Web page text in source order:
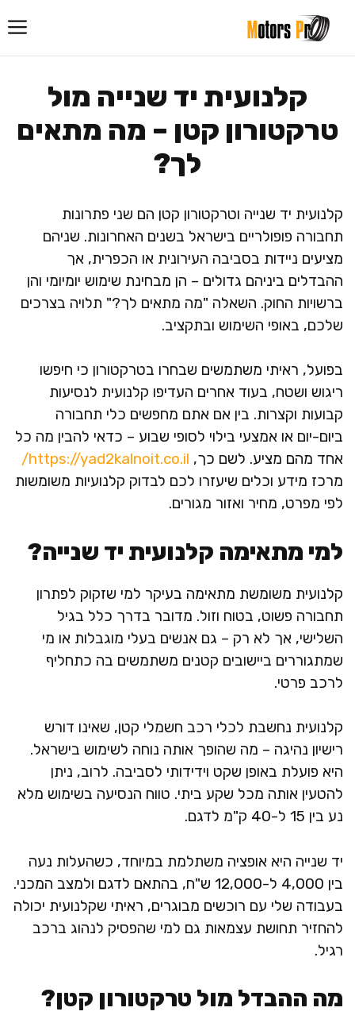
לתוכן
קלנועית יד שנייה מול
טרקטורון קטן – מה מתאים
לך?
קלנועית יד שנייה וטרקטורון קטן הם שני פתרונות
תחבורה פופולריים בישראל בשנים האחרונות. שניהם
מציעים ניידות בסביבה העירונית או הכפרית, אך
ההבדלים ביניהם גדולים – הן מבחינת שימוש יומיומי והן
ברשויות החוק. השאלה "מה מתאים לך?" תלויה בצרכים
שלכם, באופי השימוש ובתקציב.
בפועל, ראיתי משתמשים שבחרו בטרקטורון כי חיפשו
ריגוש ושטח, בעוד אחרים העדיפו קלנועית לנסיעות
קבועות וקצרות. בין אם אתם מחפשים כלי תחבורה
ביום-יום או אמצעי בילוי לסופי שבוע – כדאי להבין מה כל
אחד מהם מציע. לשם כך, https://yad2kalnoit.co.il/
מרכז מידע וכלים שיעזרו לכם לבדוק קלנועיות משומשות
לפי מפרט, מחיר ואזור מגורים.
למי מתאימה קלנועית יד שנייה?
קלנועית משומשת מתאימה בעיקר למי שזקוק לפתרון
תחבורה פשוט, בטוח וזול. מדובר בדרך כלל בגיל
השלישי, אך לא רק – גם אנשים בעלי מוגבלות או מי
שמתגוררים ביישובים קטנים משתמשים בה כתחליף
לרכב פרטי.
קלנועית נחשבת לכלי רכב חשמלי קטן, שאינו דורש
רישיון נהיגה – מה שהופך אותה נוחה לשימוש בישראל.
היא פועלת באופן שקט וידידותי לסביבה. לרוב, ניתן
להטעין אותה מכל שקע ביתי. טווח הנסיעה בשימוש מלא
נע בין 15 ל-40 ק"מ לדגם.
יד שנייה היא אופציה משתלמת במיוחד, כשהעלות נעה
בין 4,000 ל-12,000 ש"ח, בהתאם לדגם ולמצב המכני.
בעבודה שלי עם רוכשים מבוגרים, ראיתי שקלנועית יכולה
להחזיר תחושת עצמאות גם למי שהפסיק לנהוג ברכב
רגיל.
מה ההבדל מול טרקטורון קטן?